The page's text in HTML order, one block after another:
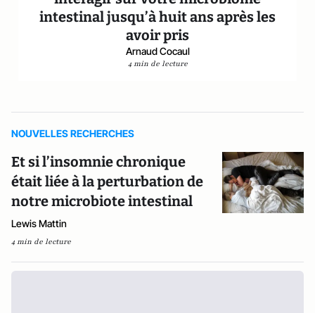
intestinal jusqu’à huit ans après les
avoir pris
Arnaud Cocaul
4 min de lecture
NOUVELLES RECHERCHES
Et si l’insomnie chronique
était liée à la perturbation de
notre microbiote intestinal
Lewis Mattin
4 min de lecture